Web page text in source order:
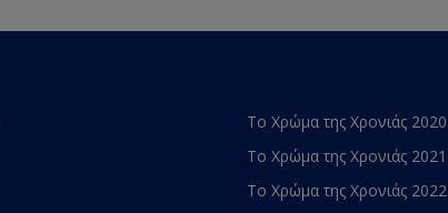
Το Χρώμα της Χρονιάς 2020
Το Χρώμα της Χρονιάς 2021
Το Χρώμα της Χρονιάς 2022